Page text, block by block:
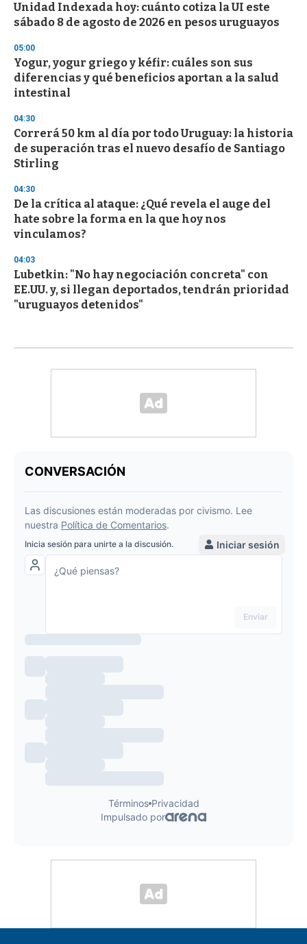
Unidad Indexada hoy: cuánto cotiza la UI este
sábado 8 de agosto de 2026 en pesos uruguayos
05:00
Yogur, yogur griego y kéfir: cuáles son sus
diferencias y qué beneficios aportan a la salud
intestinal
04:30
Correrá 50 km al día por todo Uruguay: la historia
de superación tras el nuevo desafío de Santiago
Stirling
04:30
De la crítica al ataque: ¿Qué revela el auge del
hate sobre la forma en la que hoy nos
vinculamos?
04:03
Lubetkin: "No hay negociación concreta" con
EE.UU. y, si llegan deportados, tendrán prioridad
"uruguayos detenidos"